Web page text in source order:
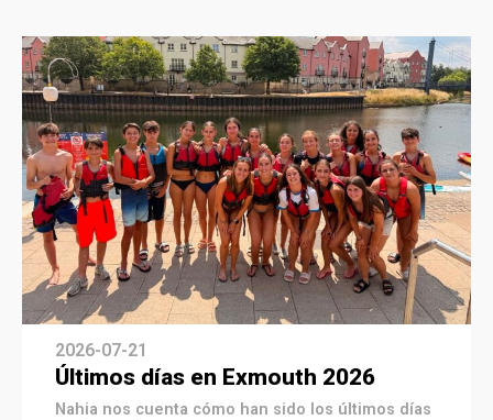
2026-07-21
Últimos días en Exmouth 2026
Nahia nos cuenta cómo han sido los últimos días